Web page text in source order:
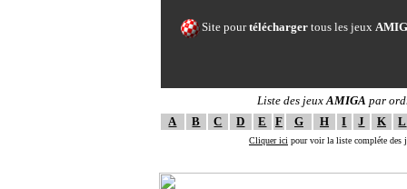
Site pourtélécharger tous les jeux
Liste des jeuxAMIGA par
A
B C D E F G H I J K L
Cliquer ici pour voir la liste compléte des